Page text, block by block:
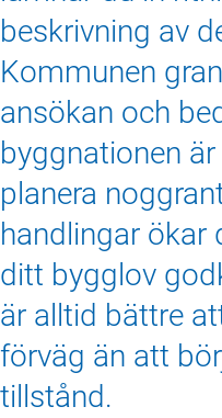
beskrivning av
Kommunen
ansökan och
byggnationen
planera
handlingar ökar
ditt bygglov
är alltid bättre
förväg än att
tillstånd.